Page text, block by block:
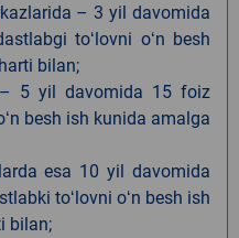
– 3 yil davomida
toʻlovni oʻn besh
bilan;
5 yil davomida 15 foiz
besh ish kunida amalga
esa 10 yil davomida
toʻlovni oʻn besh ish
bilan;